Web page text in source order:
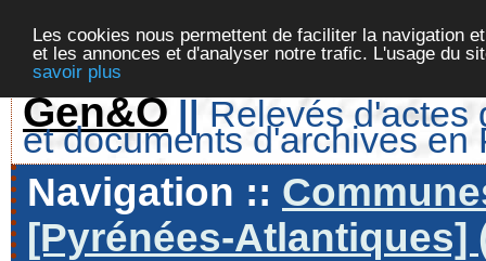
Les cookies nous permettent de faciliter la navigation
et les annonces et d'analyser notre trafic. L'usage du
savoir plus
Gen&O || Relevés d'actes
et documents d'archives en
Navigation ::
[Pyrénées-Atlantiques]